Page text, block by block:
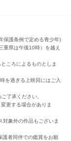
保護条例で定める青少年)
重県は午後10時）を越え
ころによるものとしま
を過ぎる上映回にはご入
了承ください。
更する場合がありま
象外の作品もございま
者同伴での鑑賞をお願